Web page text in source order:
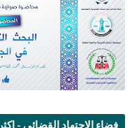
فضاء الإجتهاد القضائي - اكثر 25 ألف قرار قضائي